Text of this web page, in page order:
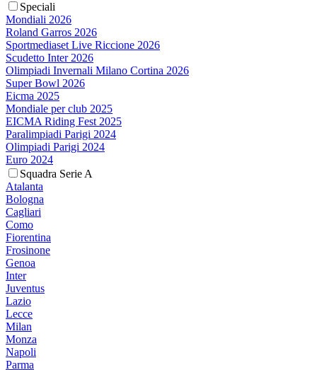
Speciali
Mondiali 2026
Roland Garros 2026
Sportmediaset Live Riccione 2026
Scudetto Inter 2026
Olimpiadi Invernali Milano Cortina 2026
Super Bowl 2026
Eicma 2025
Mondiale per club 2025
EICMA Riding Fest 2025
Paralimpiadi Parigi 2024
Olimpiadi Parigi 2024
Euro 2024
Squadra Serie A
Atalanta
Bologna
Cagliari
Como
Fiorentina
Frosinone
Genoa
Inter
Juventus
Lazio
Lecce
Milan
Monza
Napoli
Parma